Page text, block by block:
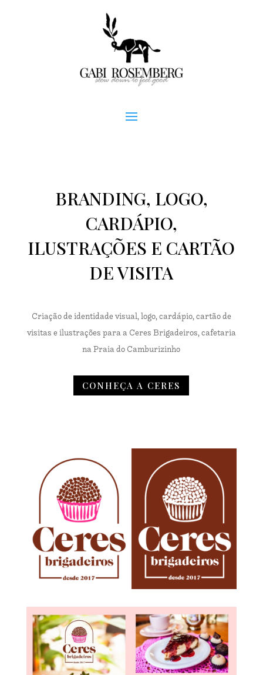
BRANDING, LOGO,
CARDÁPIO,
ILUSTRAÇÕES E CARTÃO
DE VISITA
Criação de identidade visual, logo, cardápio, cartão de
visitas e ilustrações para a Ceres Brigadeiros, cafetaria
na Praia do Camburizinho
CONHEÇA A CERES